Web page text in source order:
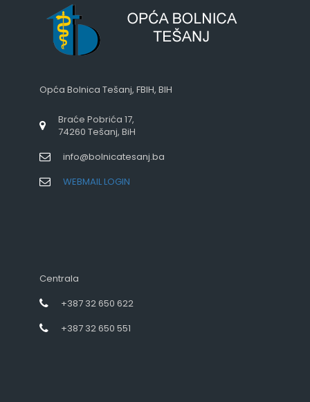
Opća Bolnica Tešanj, FBIH, BIH
Braće Pobrića 17,
74260 Tešanj, BiH
info@bolnicatesanj.ba
WEBMAIL LOGIN
Centrala
+387 32 650 622
+387 32 650 551